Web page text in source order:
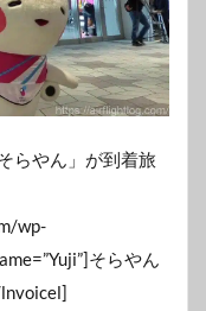
らやん」が到着旅
wp-
そらやん